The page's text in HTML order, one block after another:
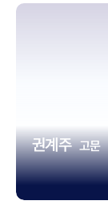
권계주 고문